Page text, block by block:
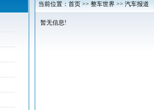
当前位置：首页 >> 整车世界 >> 汽车报道
暂无信息!